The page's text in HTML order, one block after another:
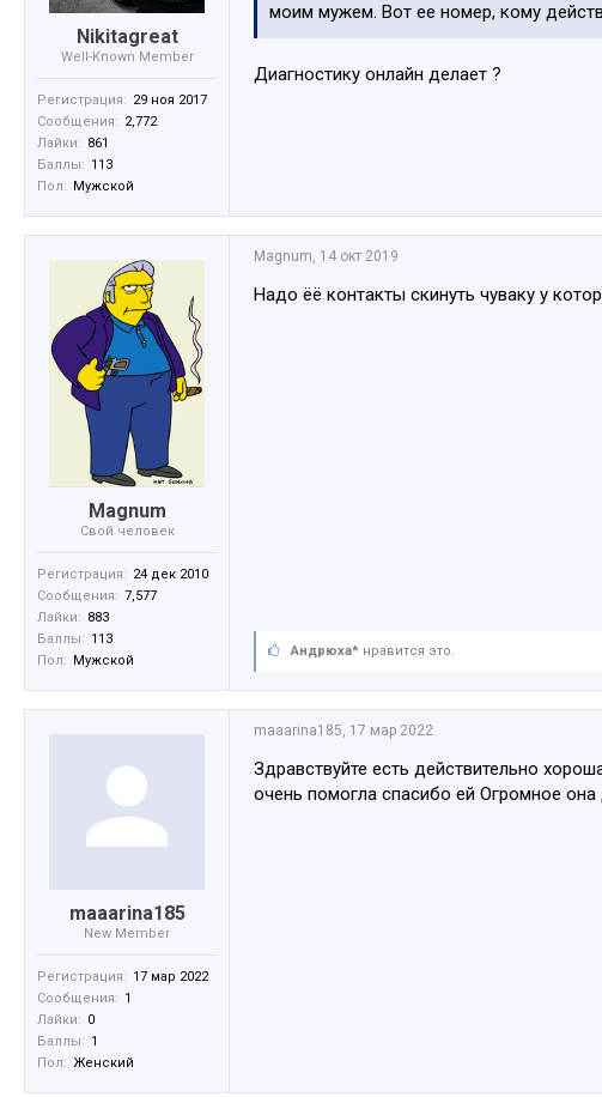
Nikitagreat
Well-Known Member
Регистрация: 29 ноя 2017
Сообщения: 2,772
Лайки: 861
Баллы: 113
Пол: Мужской
моим мужем. Вот ее номер, кому
Диагностику онлайн делает ?
Magnum
Свой человек
Регистрация: 24 дек 2010
Сообщения: 7,577
Лайки: 883
Баллы: 113
Пол:
Мужской
Magnum 14 окт 2019
Надо ёё контакты скинуть чуваку у
Андрюха* нравится это.
maaarina185
New Member
Регистрация: 17 мар 2022
Сообщения: 1
Лайки: 0
Баллы: 1
Пол: Женский
maaarina185, 17 мар 2022
Здравствуйте есть действительно
очень помогла спасибо ей Огромное